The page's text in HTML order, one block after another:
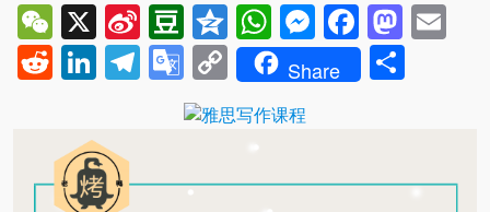
WeChat
X
Sina
Weibo
Douban
QzoneWhatsApp
Messenger
RedditLinkedIn
Telegram
Google
Translate
Copy
Link
Share